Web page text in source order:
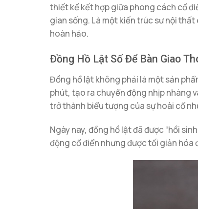
thiết kế kết hợp giữa phong cách cổ
gian sống. Là một kiến trúc sư nội thất
hoàn hảo.
Đồng Hồ Lật Số Để Bàn Giao
Đồng hồ lật không phải là một sản
phút, tạo ra chuyển động nhịp nhàng
trở thành biểu tượng của sự hoài cổ
Ngày nay, đồng hồ lật đã được “hồi
động cổ điển nhưng được tối giản hóa